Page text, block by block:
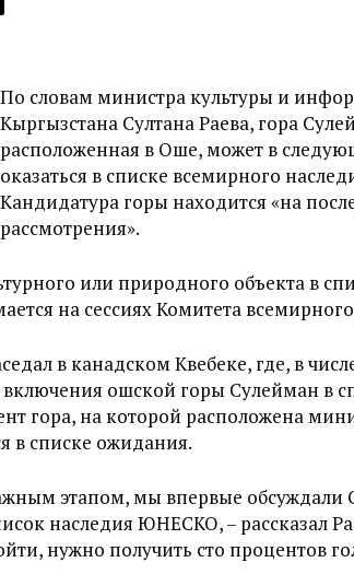
По словам министра культуры и
Кыргызстана Султана Раева, гора
расположенная в Оше, может в
оказаться в списке всемирного
Кандидатура горы находится «на
рассмотрения».
или природного объекта в
на сессиях Комитета
в канадском Квебеке, где, в
ошской горы Сулейман в
гора, на которой расположена
в списке ожидания.
этапом, мы впервые
наследия ЮНЕСКО, – рассказал
нужно получить сто процентов